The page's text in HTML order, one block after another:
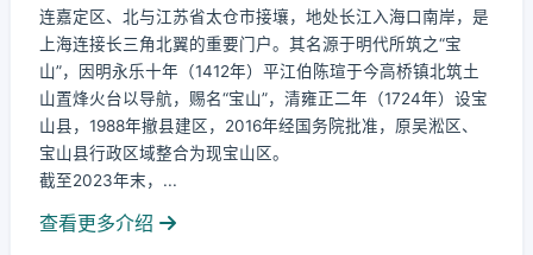
连嘉定区、北与江苏省太仓市接壤，地处长江入海口南岸，是
上海连接长三角北翼的重要门户。其名源于明代所筑之“宝
山”，因明永乐十年（1412年）平江伯陈瑄于今高桥镇北筑土
山置烽火台以导航，赐名“宝山”，清雍正二年（1724年）设宝
山县，1988年撤县建区，2016年经国务院批准，原吴淞区、
宝山县行政区域整合为现宝山区。
截至2023年末，...
查看更多介绍